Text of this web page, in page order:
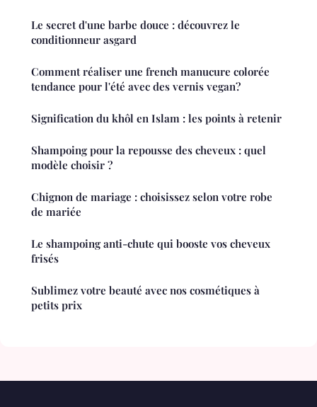
Le secret d'une barbe douce : découvrez le
conditionneur asgard
Comment réaliser une french manucure colorée
tendance pour l'été avec des vernis vegan?
Signification du khôl en Islam : les points à retenir
Shampoing pour la repousse des cheveux : quel
modèle choisir ?
Chignon de mariage : choisissez selon votre robe
de mariée
Le shampoing anti-chute qui booste vos cheveux
frisés
Sublimez votre beauté avec nos cosmétiques à
petits prix